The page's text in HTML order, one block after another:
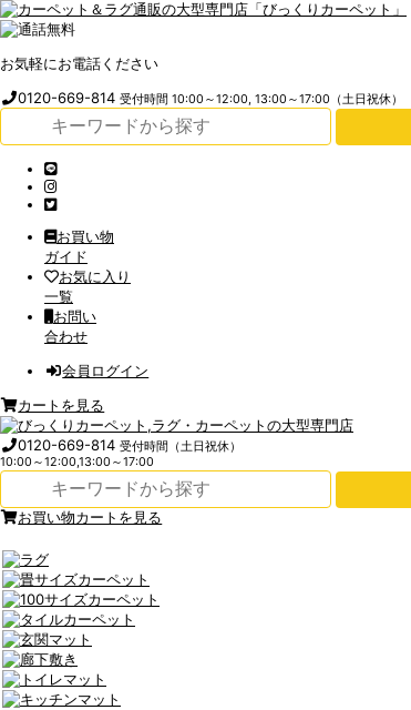
お気軽にお電話ください
0120-669-814受付時間 10:00～12:00, 13:00～17:00（土日祝休）
お買い物
ガイド
お気に入り
一覧
お問い
合わせ
会員ログイン
カートを見る
0120-669-814受付時間（土日祝休）
10:00～12:00,13:00～17:00
お買い物カートを見る